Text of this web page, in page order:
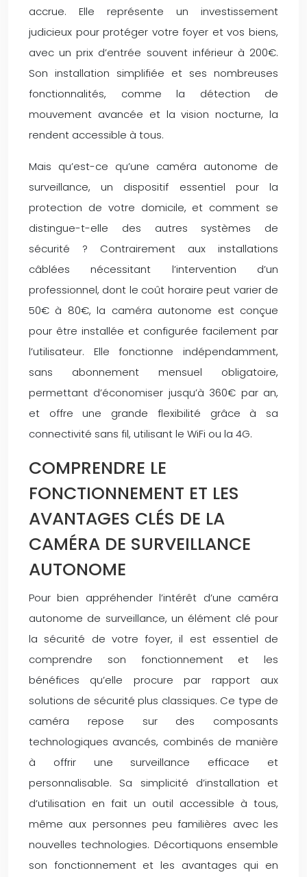
accrue. Elle représente un investissement
judicieux pour protéger votre foyer et vos biens,
avec un prix d’entrée souvent inférieur à 200€.
Son installation simplifiée et ses nombreuses
fonctionnalités, comme la détection de
mouvement avancée et la vision nocturne, la
rendent accessible à tous.
Mais qu’est-ce qu’une caméra autonome de
surveillance, un dispositif essentiel pour la
protection de votre domicile, et comment se
distingue-t-elle des autres systèmes de
sécurité ? Contrairement aux installations
câblées nécessitant l’intervention d’un
professionnel, dont le coût horaire peut varier de
50€ à 80€, la caméra autonome est conçue
pour être installée et configurée facilement par
l’utilisateur. Elle fonctionne indépendamment,
sans abonnement mensuel obligatoire,
permettant d’économiser jusqu’à 360€ par an,
et offre une grande flexibilité grâce à sa
connectivité sans fil, utilisant le WiFi ou la 4G.
COMPRENDRE LE
FONCTIONNEMENT ET LES
AVANTAGES CLÉS DE LA
CAMÉRA DE SURVEILLANCE
AUTONOME
Pour bien appréhender l’intérêt d’une caméra
autonome de surveillance, un élément clé pour
la sécurité de votre foyer, il est essentiel de
comprendre son fonctionnement et les
bénéfices qu’elle procure par rapport aux
solutions de sécurité plus classiques. Ce type de
caméra repose sur des composants
technologiques avancés, combinés de manière
à offrir une surveillance efficace et
personnalisable. Sa simplicité d’installation et
d’utilisation en fait un outil accessible à tous,
même aux personnes peu familières avec les
nouvelles technologies. Décortiquons ensemble
son fonctionnement et les avantages qui en